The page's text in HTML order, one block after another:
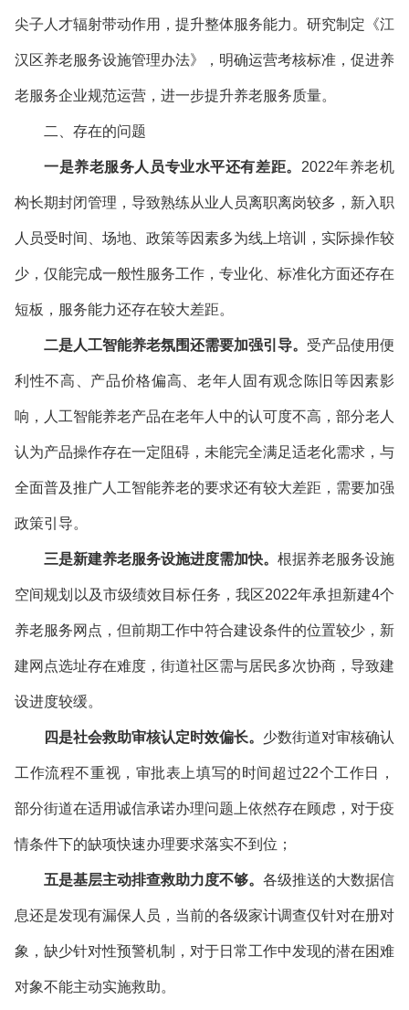
尖子人才辐射带动作用，提升整体服务能力。研究制定《江
汉区养老服务设施管理办法》，明确运营考核标准，促进养
老服务企业规范运营，进一步提升养老服务质量。
二、存在的问题
一是养老服务人员专业水平还有差距。 2022年养老机
构长期封闭管理，导致熟练从业人员离职离岗较多，新入职
人员受时间、场地、政策等因素多为线上培训，实际操作较
少，仅能完成一般性服务工作，专业化、标准化方面还存在
短板，服务能力还存在较大差距。
二是人工智能养老氛围还需要加强引导。 受产品使用便
利性不高、产品价格偏高、老年人固有观念陈旧等因素影
响，人工智能养老产品在老年人中的认可度不高，部分老人
认为产品操作存在一定阻碍，未能完全满足适老化需求，与
全面普及推广人工智能养老的要求还有较大差距，需要加强
政策引导。
三是新建养老服务设施进度需加快。 根据养老服务设施
空间规划以及市级绩效目标任务，我区2022年承担新建4个
养老服务网点，但前期工作中符合建设条件的位置较少，新
建网点选址存在难度，街道社区需与居民多次协商，导致建
设进度较缓。
四是社会救助审核认定时效偏长。 少数街道对审核确认
工作流程不重视，审批表上填写的时间超过22个工作日，
部分街道在适用诚信承诺办理问题上依然存在顾虑，对于疫
情条件下的缺项快速办理要求落实不到位；
五是基层主动排查救助力度不够。 各级推送的大数据信
息还是发现有漏保人员，当前的各级家计调查仅针对在册对
象，缺少针对性预警机制，对于日常工作中发现的潜在困难
对象不能主动实施救助。